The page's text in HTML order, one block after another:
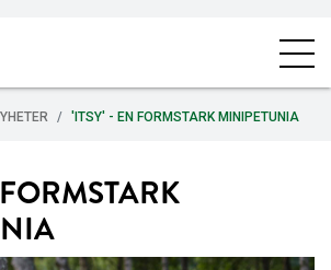
'ITSY' - EN FORMSTARK MINIPETUNIA